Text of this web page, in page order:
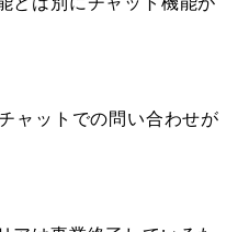
ャットでの問い合わせが